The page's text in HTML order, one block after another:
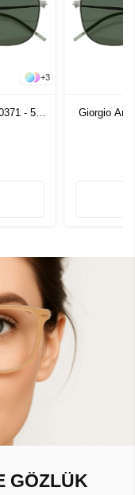
+3
- 54
Giorgio
GÖZLÜK